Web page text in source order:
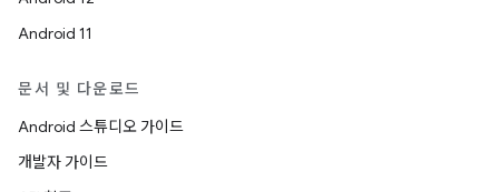
Android 11
문서 및 다운로드
Android 스튜디오 가이드
개발자 가이드